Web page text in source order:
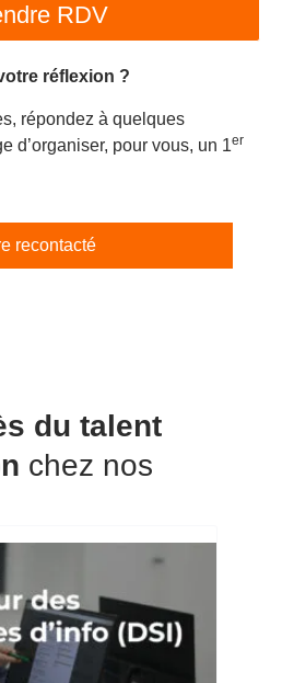
RDV
réflexion ?
répondez à quelques
d’organiser, pour vous, un 1er
recontacté
du talent
chez nos